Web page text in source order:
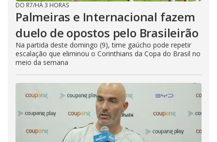
DO R7/HÁ 3 HORAS
Palmeiras e Internacional fazem
duelo de opostos pelo Brasileirão
Na partida deste domingo (9), time gaúcho pode repetir
escalação que eliminou o Corinthians da Copa do Brasil no
meio da semana